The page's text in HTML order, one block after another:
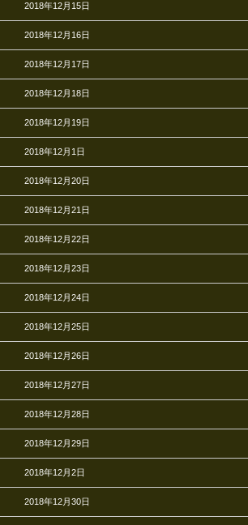
2018年12月15日
2018年12月16日
2018年12月17日
2018年12月18日
2018年12月19日
2018年12月1日
2018年12月20日
2018年12月21日
2018年12月22日
2018年12月23日
2018年12月24日
2018年12月25日
2018年12月26日
2018年12月27日
2018年12月28日
2018年12月29日
2018年12月2日
2018年12月30日